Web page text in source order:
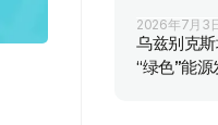
2026年7月3
乌兹别克
“绿色”能